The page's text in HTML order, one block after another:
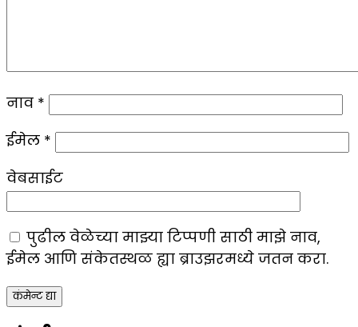
नाव *
ईमेल *
वेबसाईट
पुढील वेळेच्या माझ्या टिप्पणी साठी माझे नाव,
ईमेल आणि संकेतस्थळ ह्या ब्राउझरमध्ये जतन करा.